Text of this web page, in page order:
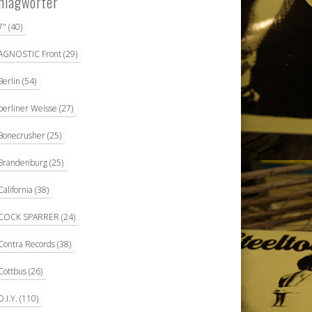
(40)
Front(29)
(54)
Weisse (27)
(25)
(25)
(38)
SPARRER (24)
Records(38)
(26)
(110)